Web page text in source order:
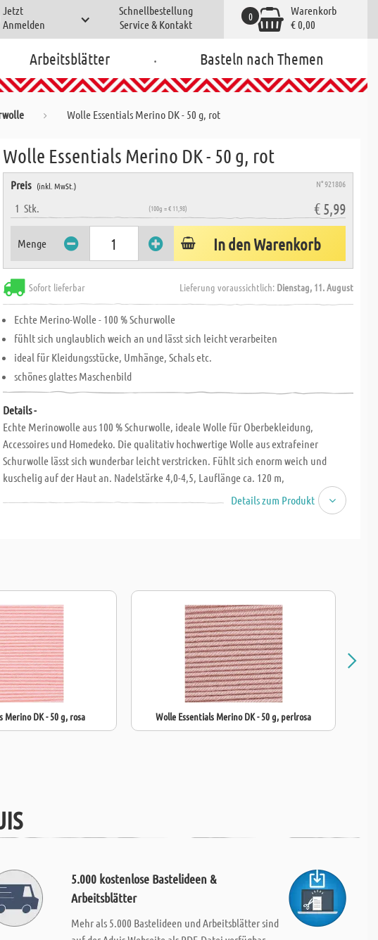
Jetzt
Anmelden
Schnellbestellung
Service & Kontakt
Warenkorb
€ 0,00
0
Arbeitsblätter . Basteln nach Themen
Wolle Essentials Merino DK - 50 g, rot
Wolle Essentials Merino DK - 50 g, rot
Preis (inkl. MwSt.) N° 921806
1Stk. (100g = € 11,98) € 5,99
Menge In den Warenkorb
Sofort lieferbar Lieferung voraussichtlich: Dienstag, 11. August
Echte Merino-Wolle - 100 % Schurwolle
fühlt sich unglaublich weich an und lässt sich leicht verarbeiten
ideal für Kleidungsstücke, Umhänge, Schals etc.
schönes glattes Maschenbild
Details -
Echte Merinowolle aus 100 % Schurwolle, ideale Wolle für Oberbekleidung,
Accessoires und Homedeko. Die qualitativ hochwertige Wolle aus extrafeiner
Schurwolle lässt sich wunderbar leicht verstricken. Fühlt sich enorm weich und
kuschelig auf der Haut an. Nadelstärke 4,0-4,5, Lauflänge ca. 120 m,
Details zum Produkt
Merino DK - 50 g, rosa Wolle Essentials Merino DK - 50 g, perlrosa
5.000 kostenlose Bastelideen &
Arbeitsblätter
Mehr als 5.000 Bastelideen und Arbeitsblätter sind